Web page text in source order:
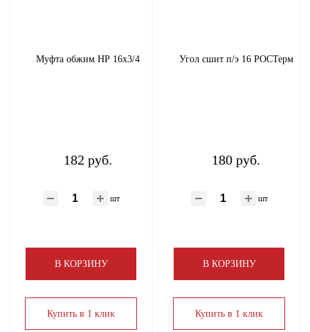
Муфта обжим НР 16х3/4
182 руб.
шт
В КОРЗИНУ
Купить в 1 клик
Угол сшит п/э 16 РОСТерм
180 руб.
шт
В КОРЗИНУ
Купить в 1 клик